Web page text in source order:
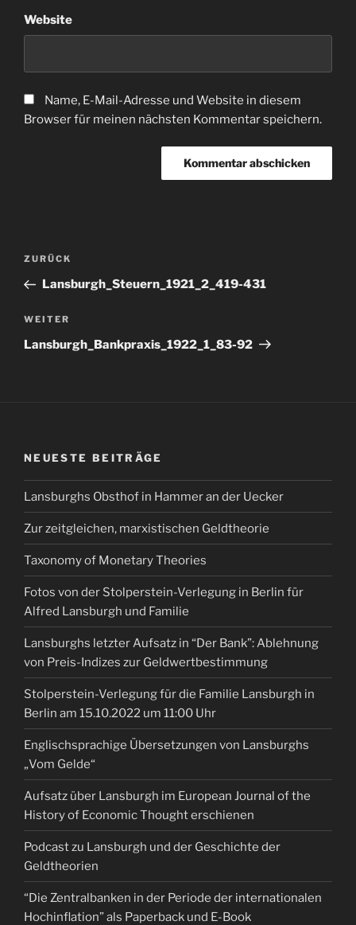
Website
Name, E-Mail-Adresse und Website in diesem
Browser für meinen nächsten Kommentar speichern.
Beitragsnavigation
Vorheriger
Beitrag
ZURÜCK
Lansburgh_Steuern_1921_2_419-431
Nächster
Beitrag
WEITER
Lansburgh_Bankpraxis_1922_1_83-92
NEUESTE BEITRÄGE
Lansburghs Obsthof in Hammer an der Uecker
Zur zeitgleichen, marxistischen Geldtheorie
Taxonomy of Monetary Theories
Fotos von der Stolperstein-Verlegung in Berlin für
Alfred Lansburgh und Familie
Lansburghs letzter Aufsatz in “Der Bank”: Ablehnung
von Preis-Indizes zur Geldwertbestimmung
Stolperstein-Verlegung für die Familie Lansburgh in
Berlin am 15.10.2022 um 11:00 Uhr
Englischsprachige Übersetzungen von Lansburghs
„Vom Gelde“
Aufsatz über Lansburgh im European Journal of the
History of Economic Thought erschienen
Podcast zu Lansburgh und der Geschichte der
Geldtheorien
“Die Zentralbanken in der Periode der internationalen
Hochinflation” als Paperback und E-Book